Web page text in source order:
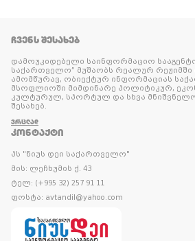
ᲩᲕᲔᲜᲡ ᲨᲔᲡᲐᲮᲔᲑ
დამოუკიდებელი საინფორმაციო
საქართველო” მუშაობს რეალურ რეჟიმში
ამომწურავ, ობიექტურ ინფორმაციას
მსოფლიოში მიმდინარე პოლიტიკურ,
კულტურულ, სპორტულ და სხვა
შესახებ.
ᲕᲠᲪᲚᲐᲓ
ᲙᲝᲜᲢᲐᲥᲢᲘ
პს "ნიუს დეი საქართველო"
მის: ლეჩხუმის ქ. 43
ტელ: (+995 32) 257 91 11
ფოსტა: avtandil@yahoo.com